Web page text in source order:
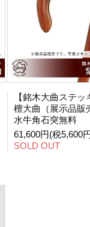
【銘木大曲ステッ
檀大曲（展示品販
水牛角石突無料
61,600円(税5,600
SOLD OUT